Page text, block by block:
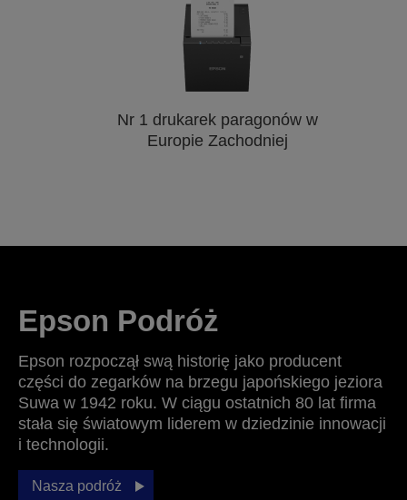
Nr 1 drukarek paragonów w
Europie Zachodniej
Epson Podróż
Epson rozpoczął swą historię jako producent
części do zegarków na brzegu japońskiego jeziora
Suwa w 1942 roku. W ciągu ostatnich 80 lat firma
stała się światowym liderem w dziedzinie innowacji
i technologii.
Nasza podróż